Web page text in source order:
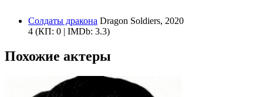
Солдаты дракона Dragon Soldiers, 2020
4 (КП: 0 | IMDb: 3.3)
Похожие актеры